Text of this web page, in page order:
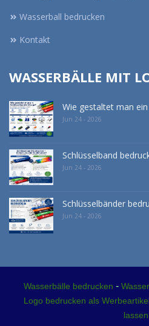
Wasserball bedrucken
Kontakt
WASSERBÄLLE MIT
Wie gestaltet man
Jun 24 - 2026
Schlüsselband
Jun 24 - 2026
Schlüsselbänder
Jun 24 - 2026
Wasserbälle bedrucken -
Logo bedrucken als Werbeartikel
lassen